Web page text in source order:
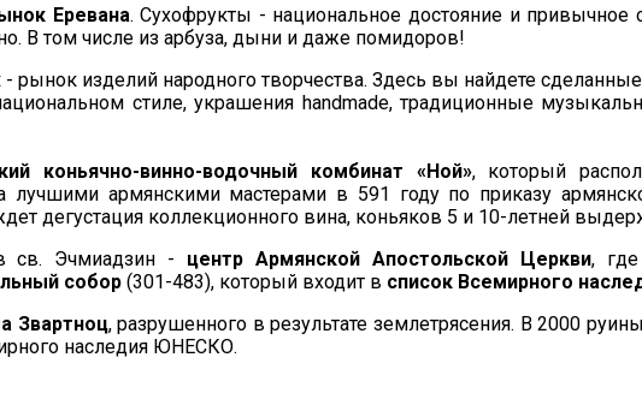
Еревана. Сухофрукты - национальное достояние и
В том числе из арбуза, дыни и даже помидоров!
- рынок изделий народного творчества. Здесь вы найдете
стиле, украшения handmade, традиционные
коньячно-винно-водочный комбинат «Ной», который
лучшими армянскими мастерами в 591 году по приказу
дегустация коллекционного вина, коньяков 5 и 10-летней
св. Эчмиадзин - центр Армянской Апостольской Церкви, где
собор (301-483), который входит в список Всемирного
Звартноц, разрушенного в результате землетрясения. В 2000
наследия ЮНЕСКО.